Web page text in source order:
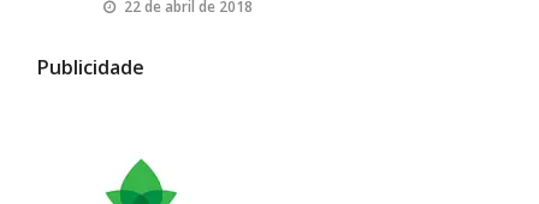
22 de abril de 2018
Publicidade